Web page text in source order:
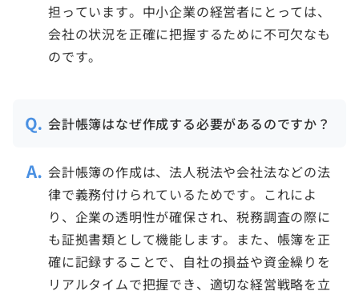
担っています。中小企業の経営者にとっては、
会社の状況を正確に把握するために不可欠なも
のです。
会計帳簿はなぜ作成する必要があるのですか？
会計帳簿の作成は、法人税法や会社法などの法
律で義務付けられているためです。これによ
り、企業の透明性が確保され、税務調査の際に
も証拠書類として機能します。また、帳簿を正
確に記録することで、自社の損益や資金繰りを
リアルタイムで把握でき、適切な経営戦略を立